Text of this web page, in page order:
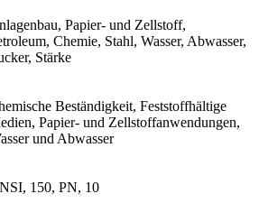
Papier- und Zellstoff,
Chemie, Stahl, Wasser, Abwasser,
Stärke
Beständigkeit, Feststoffhältige
Papier- und Zellstoffanwendungen,
und Abwasser
150, PN, 10